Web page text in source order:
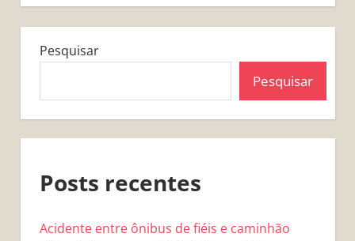
Pesquisar
Pesquisar
Posts recentes
Acidente entre ônibus de fiéis e caminhão